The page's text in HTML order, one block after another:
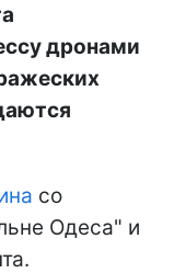
дронами
со
Одеса" и